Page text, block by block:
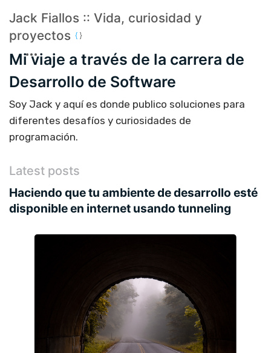
Jack Fiallos :: Vida, curiosidad y
proyectos
Mi viaje a través de la carrera de
Desarrollo de Software
Soy Jack y aquí es donde publico soluciones para
diferentes desafíos y curiosidades de
programación.
Latest posts
Haciendo que tu ambiente de desarrollo esté
disponible en internet usando tunneling